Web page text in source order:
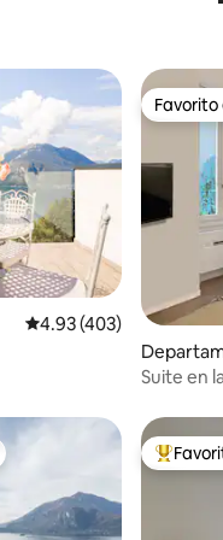
Calificación promedio:
4.93 (403)
Favorito
Suite en
De los